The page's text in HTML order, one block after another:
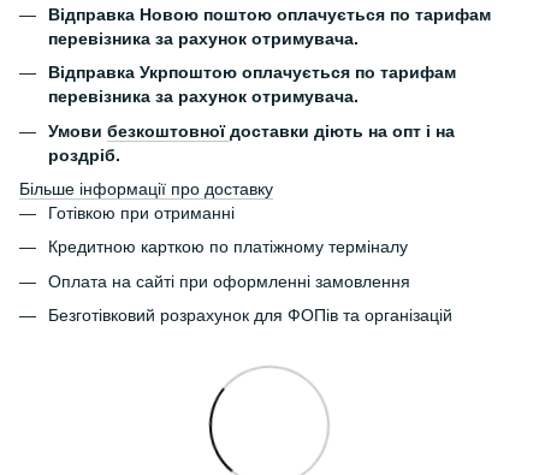
Відправка Новою поштою оплачується по тарифам
перевізника за рахунок отримувача.
Відправка Укрпоштою оплачується по тарифам
перевізника за рахунок отримувача.
Умови безкоштовноїдоставки діють на опт і на
роздріб.
Більше інформації про доставку
Готівкою при отриманні
Кредитною карткою по платіжному терміналу
Оплата на сайті при оформленні замовлення
Безготівковий розрахунок для ФОПів та організацій